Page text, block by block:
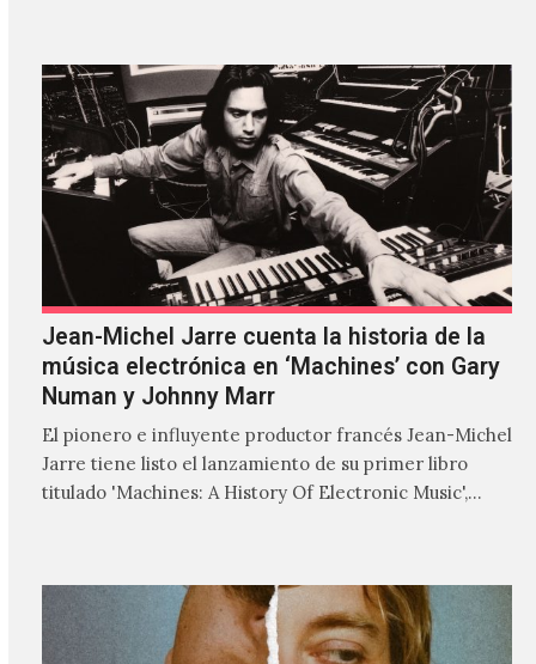
Jean-Michel Jarre cuenta la historia de la
música electrónica en ‘Machines’ con Gary
Numan y Johnny Marr
El pionero e influyente productor francés Jean-Michel
Jarre tiene listo el lanzamiento de su primer libro
titulado 'Machines: A History Of Electronic Music',